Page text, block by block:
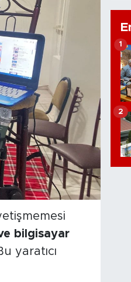
bilgisayar
yaratıcı
1
2